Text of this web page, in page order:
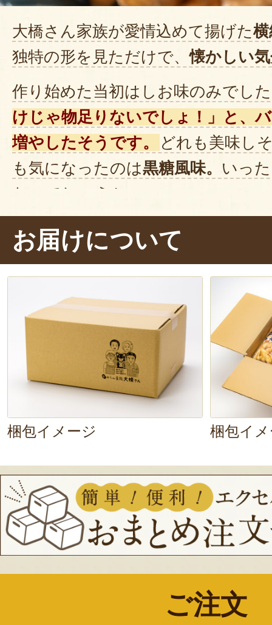
大橋さん家族が愛情込めて揚げた
独特の形を見ただけで、懐かしい
作り始めた当初はしお味のみでし
けじゃ物足りないでしょ！」と、
増やしたそうです。
どれも美味し
も気になったのは黒糖風味。 いっ
なのでしょうか。
サクッ……、うん、軽い！
の食感 ですね。黒糖の甘い風味
味しいです。今までしょっぱい横
なかったので、甘い横綱揚げはと
噛むほどに 生地の甘み
も感じます
め時がわかりません！
お届けについて
梱包イメージ 梱包イ
ご注文